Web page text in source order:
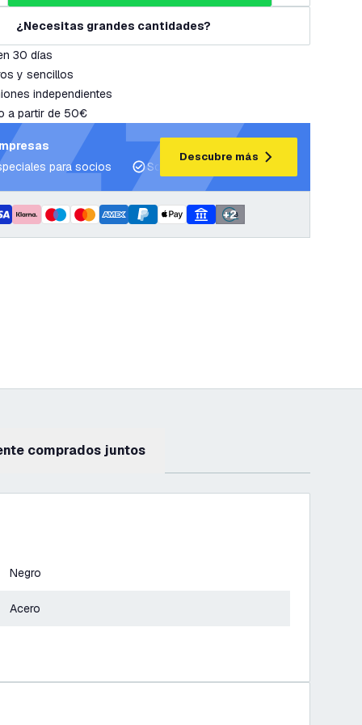
¿Necesitas grandes cantidades?
30 días
y sencillos
independientes
a partir de 50€
para socios
Soporte para proyectos y planes de
Descubre más
+2
comprados juntos
Negro
Acero